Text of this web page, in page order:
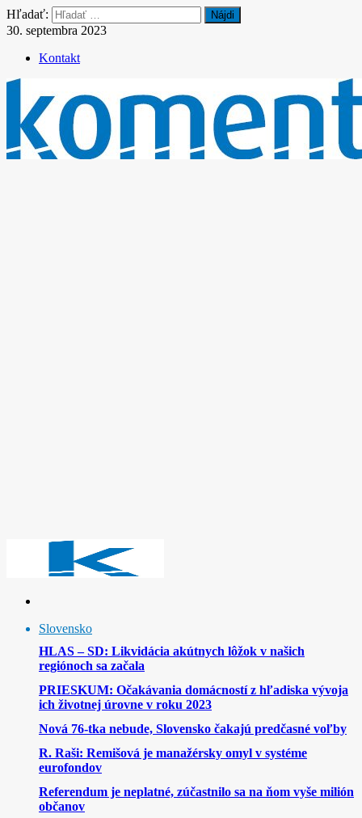
Hľadať:
30. septembra 2023
Kontakt
Slovensko
HLAS – SD: Likvidácia akútnych lôžok v našich
regiónoch sa začala
PRIESKUM: Očakávania domácností z hľadiska vývoja
ich životnej úrovne v roku 2023
Nová 76-tka nebude, Slovensko čakajú predčasné voľby
R. Raši: Remišová je manažérsky omyl v systéme
eurofondov
Referendum je neplatné, zúčastnilo sa na ňom vyše milión
občanov